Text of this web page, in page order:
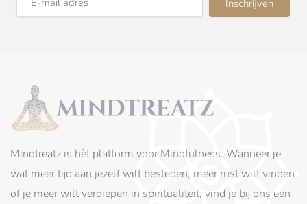
Mindtreatz is hèt platform voor Mindfulness. Wanneer je
wat meer tijd aan jezelf wilt besteden, meer rust wilt vinden
of je meer wilt verdiepen in spiritualiteit, vind je bij ons een